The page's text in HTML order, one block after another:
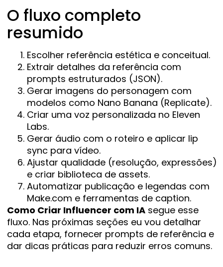
O fluxo completo
resumido
Escolher referência estética e conceitual.
Extrair detalhes da referência com
prompts estruturados (JSON).
Gerar imagens do personagem com
modelos como Nano Banana (Replicate).
Criar uma voz personalizada no Eleven
Labs.
Gerar áudio com o roteiro e aplicar lip
sync para vídeo.
Ajustar qualidade (resolução, expressões)
e criar biblioteca de assets.
Automatizar publicação e legendas com
Make.com e ferramentas de caption.
Como Criar Influencer com IA segue esse
fluxo. Nas próximas seções eu vou detalhar
cada etapa, fornecer prompts de referência e
dar dicas práticas para reduzir erros comuns.